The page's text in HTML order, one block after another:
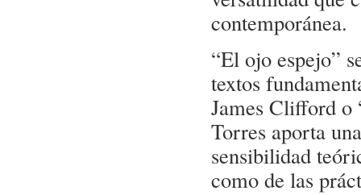
contemporánea.
“El ojo espejo”
textos
James Clifford o
Torres aporta
sensibilidad
como de las